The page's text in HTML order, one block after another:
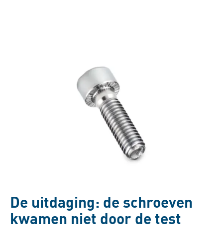
De uitdaging: de schroeven
kwamen niet door de test